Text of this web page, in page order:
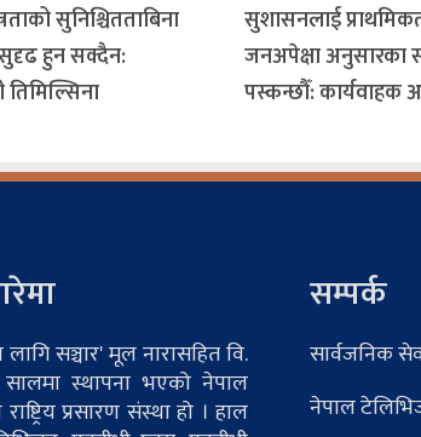
सुनिश्चितताबिना
हुन सक्दैन:
तिमिल्सिना
सुशासनलाई
जनअपेक्षा अनुसारका
पस्कन्छौँ: कार्यवाहक
सञ्चार' मूल नारासहित वि.
स्थापना भएको नेपाल
प्रसारण संस्था हो । हाल
सम्पर्क
सार्वजनिक
नेपाल